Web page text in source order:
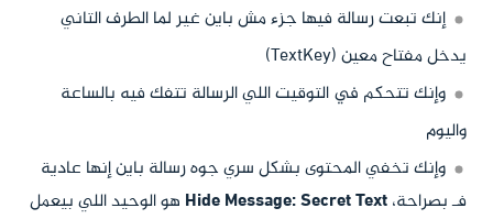
إنك تبعت رسالة فيها جزء مش باين غير لما الطرف التاني
يدخل مفتاح معين (TextKey)
وإنك تتحكم في التوقيت اللي الرسالة تتفك فيه بالساعة
واليوم
وإنك تخفي المحتوى بشكل سري جوه رسالة باين إنها عادية
فـ بصراحة،Hide Message: Secret Text هو الوحيد اللي بيعمل